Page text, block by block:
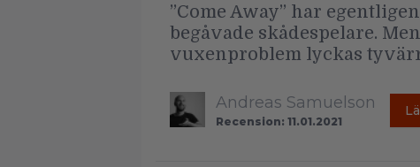
”Come Away” har
begåvade skådespelare.
vuxenproblem lyckas
Andreas Samuelson
Recension: 11.01.2021